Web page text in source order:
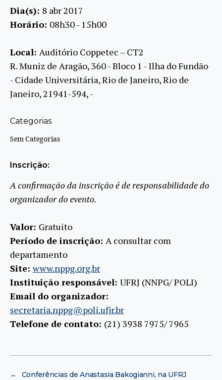
Dia(s): 8 abr 2017
Horário: 08h30 - 15h00
Local: Auditório Coppetec – CT2
R. Muniz de Aragão, 360 - Bloco 1 - Ilha do Fundão
- Cidade Universitária, Rio de Janeiro, Rio de
Janeiro, 21941-594, -
Categorias
Sem Categorias
Inscrição:
A confirmação da inscrição é de responsabilidade do
organizador do evento.
Valor: Gratuito
Período de inscrição: A consultar com
departamento
Site:www.nppg.org.br
Instituição responsável: UFRJ (NNPG/ POLI)
Email do organizador:
secretaria.nppg@poli.ufjr.br
Telefone de contato: (21) 3938 7975/ 7965
←
Conferências de Anastasia Bakogianni, na UFRJ